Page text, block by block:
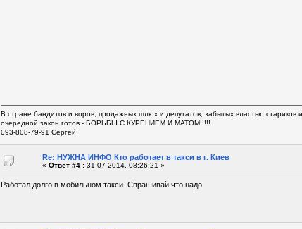
В стране бандитов и воров, продажных шлюх и депутатов, забытых властью стариков
очередной закон готов - БОРЬБЫ С КУРЕНИЕМ И МАТОМ!!!!!
093-808-79-91 Сергей
Re: НУЖНА ИНФО Кто работает в такси в г. Киев
« Ответ #4 :31-07-2014, 08:26:21 »
Работал долго в мобильном такси. Спрашивай что надо